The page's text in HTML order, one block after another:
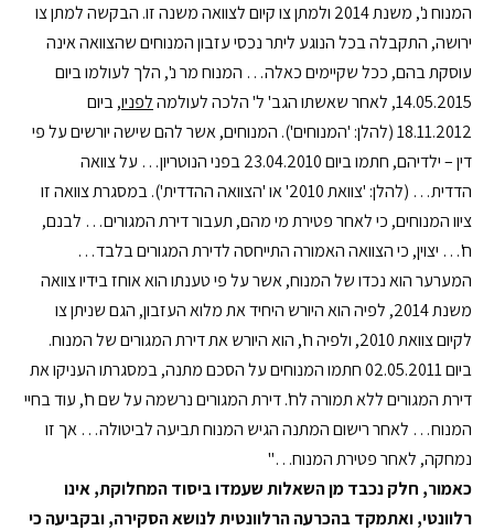
המנוח נ', משנת 2014 ולמתן צו קיום לצוואה משנה זו. הבקשה למתן צו
ירושה, התקבלה בכל הנוגע ליתר נכסי עזבון המנוחים שהצוואה אינה
עוסקת בהם, ככל שקיימים כאלה… המנוח מר נ', הלך לעולמו ביום
14.05.2015, לאחר שאשתו הגב' ל' הלכה לעולמה
לפניו, ביום
18.11.2012 (להלן: 'המנוחים'). המנוחים, אשר להם שישה יורשים על פי
דין – ילדיהם, חתמו ביום 23.04.2010 בפני הנוטריון… על צוואה
הדדית… (להלן: 'צוואת 2010' או 'הצוואה ההדדית'). במסגרת צוואה זו
ציוו המנוחים, כי לאחר פטירת מי מהם, תעבור דירת המגורים… לבנם,
ח'… יצוין, כי הצוואה האמורה התייחסה לדירת המגורים בלבד…
המערער הוא נכדו של המנוח, אשר על פי טענתו הוא אוחז בידיו צוואה
משנת 2014, לפיה הוא היורש היחיד את מלוא העזבון, הגם שניתן צו
לקיום צוואת 2010, ולפיה ח', הוא היורש את דירת המגורים של המנוח.
ביום 02.05.2011 חתמו המנוחים על הסכם מתנה, במסגרתו העניקו את
דירת המגורים ללא תמורה לח'. דירת המגורים נרשמה על שם ח', עוד בחיי
המנוח… לאחר רישום המתנה הגיש המנוח תביעה לביטולה… אך זו
נמחקה, לאחר פטירת המנוח…"
כאמור, חלק נכבדמן השאלות שעמדו ביסוד המחלוקת, אינו
רלוונטי, ואתמקד בהכרעה הרלוונטית לנושא הסקירה, ובקביעה כי